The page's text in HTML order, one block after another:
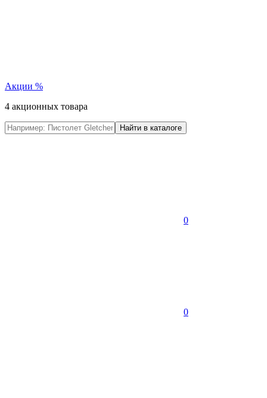
Акции %
4 акционных товара
0
0